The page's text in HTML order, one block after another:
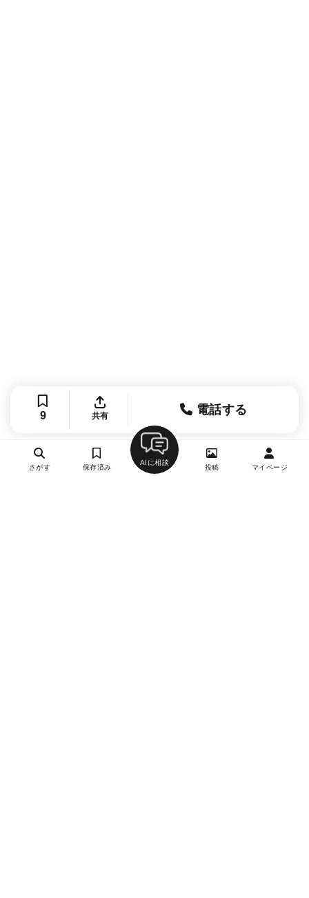
9 共有 電話する
さがす 保存済み
AIに相談
投稿 マイページ